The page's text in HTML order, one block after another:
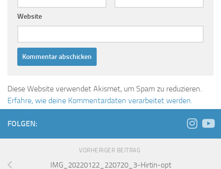
Website
Diese Website verwendet Akismet, um Spam zu reduzieren.
Erfahre, wie deine Kommentardaten verarbeitet werden.
FOLGEN:
VORHERIGER BEITRAG
IMG_20220122_220720_3-Hirtin-opt